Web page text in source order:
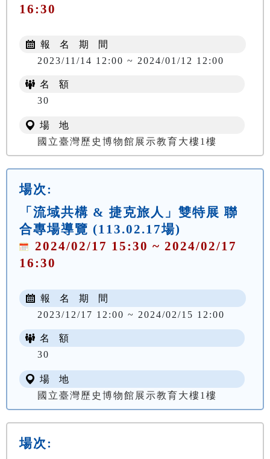
16:30
報 名 期 間
2023/11/14 12:00 ~ 2024/01/12 12:00
名 額
30
場 地
國立臺灣歷史博物館展示教育大樓1樓
場次:
「流域共構 & 捷克旅人」雙特展 聯
合專場導覽 (113.02.17場)
2024/02/17 15:30 ~ 2024/02/17
16:30
報 名 期 間
2023/12/17 12:00 ~ 2024/02/15 12:00
名 額
30
場 地
國立臺灣歷史博物館展示教育大樓1樓
場次: